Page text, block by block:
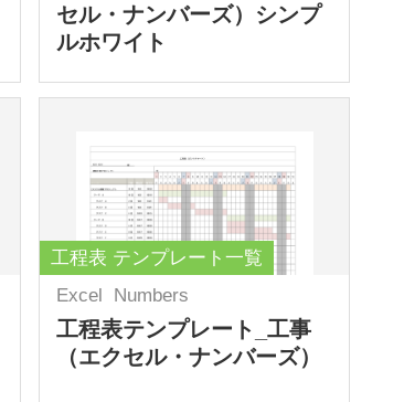
セル・ナンバーズ）シンプ
ルホワイト
工程表 テンプレート一覧
Excel
Numbers
工程表テンプレート_工事
（エクセル・ナンバーズ）